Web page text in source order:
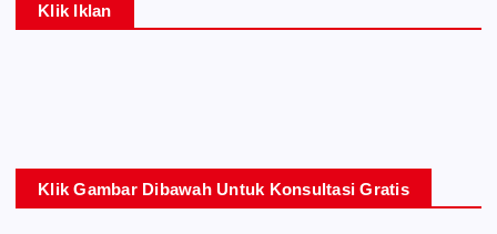
Klik Iklan
Klik Gambar Dibawah Untuk Konsultasi Gratis